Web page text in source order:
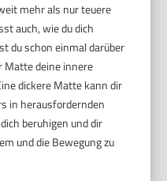
mehr als nur teuere
auch, wie du dich
du schon einmal darüber
Matte deine innere
dickere Matte kann dir
in herausfordernden
beruhigen und dir
und die Bewegung zu